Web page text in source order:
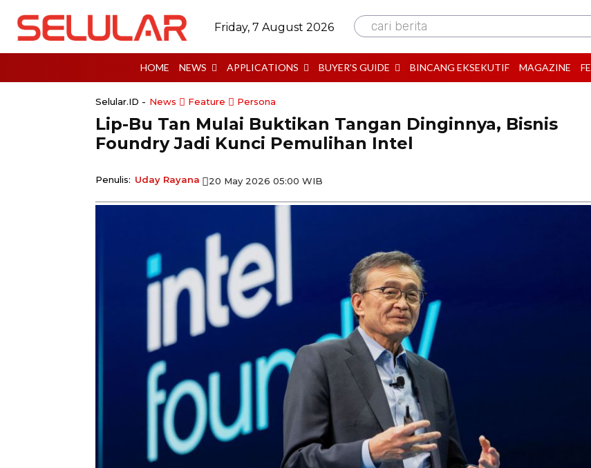
Friday, 7 August 2026 cari berita
HOME NEWS APPLICATIONS BUYER’S GUIDE BINCANG EKSEKUTIF MAGAZINE
Selular.ID - News Feature Persona
Lip-Bu Tan Mulai Buktikan Tangan Dinginnya, Bisnis
Foundry Jadi Kunci Pemulihan Intel
Penulis: Uday Rayana 20 May 2026 05:00 WIB